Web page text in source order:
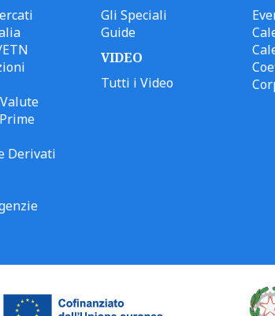
Derivati
Gli Speciali
Guide
VIDEO
Tutti i Video